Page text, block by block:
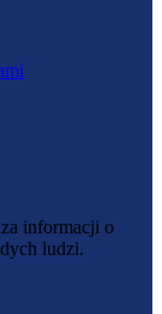
informacji o
ludzi.